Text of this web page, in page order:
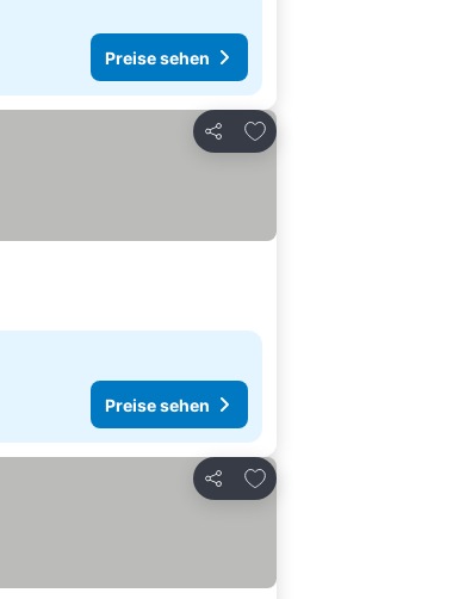
Preise sehen
Teilen
Zu Favoriten hinzufügen
Preise sehen
Teilen
Zu Favoriten hinzufügen